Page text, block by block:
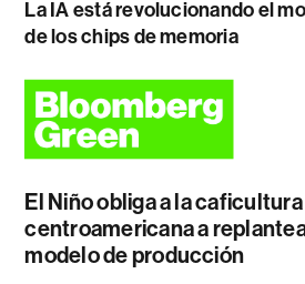
La IA está revolucionando el
de los chips de memoria
El Niño obliga a la caficultura
centroamericana a
modelo de producción